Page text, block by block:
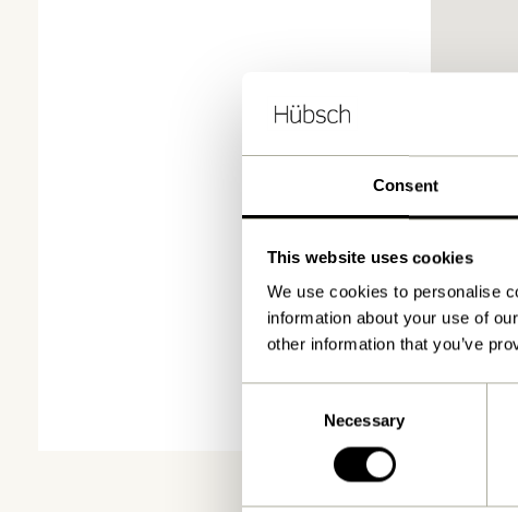
Consent
This website uses cookies
We use cookies to personalise
information about your use of
other information that you’ve
Necessary